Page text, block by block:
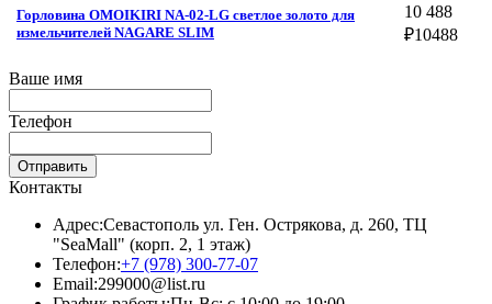
Горловина OMOIKIRI NA-02-LG светлое золото для
измельчителей NAGARE SLIM
10 488
₽10488
Ваше имя
Телефон
Отправить
Контакты
Адрес:Севастополь ул. Ген. Острякова, д. 260, ТЦ
"SeaMall" (корп. 2, 1 этаж)
Телефон:+7 (978) 300-77-07
Email:299000@list.ru